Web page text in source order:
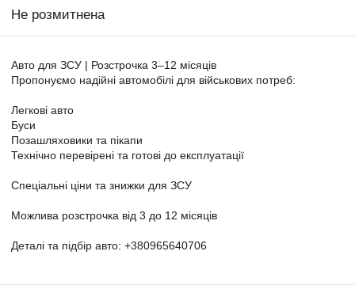
Не розмитнена
Авто для ЗСУ | Розстрочка 3–12 місяців
Пропонуємо надійні автомобілі для військових потреб:
Легкові авто
Буси
Позашляховики та пікапи
Технічно перевірені та готові до експлуатації
Спеціальні ціни та знижки для ЗСУ
Можлива розстрочка від 3 до 12 місяців
Деталі та підбір авто: +380965640706